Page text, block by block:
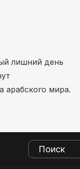
лишний день
арабского мира.